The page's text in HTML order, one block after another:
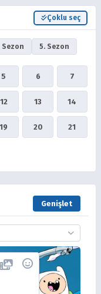
alır.
Çoklu seç
Sezon 5. Sezon
5 6 7
12 13 14
19 20 21
Genişlet